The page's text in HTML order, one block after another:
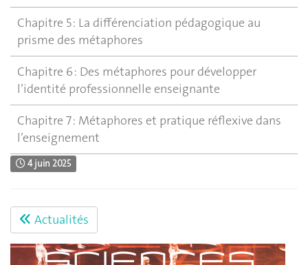
Chapitre 5 : La différenciation pédagogique au
prisme des métaphores
Chapitre 6 : Des métaphores pour développer
l’identité professionnelle enseignante
Chapitre 7 : Métaphores et pratique réflexive dans
l’enseignement
4 juin 2025
Actualités